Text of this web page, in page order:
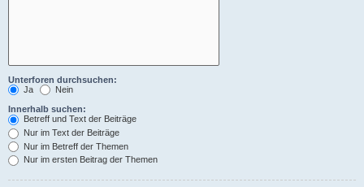
Unterforen durchsuchen:
Ja
Nein
Innerhalb suchen:
Betreff und Text der Beiträge
Nur im Text der Beiträge
Nur im Betreff der Themen
Nur im ersten Beitrag der Themen